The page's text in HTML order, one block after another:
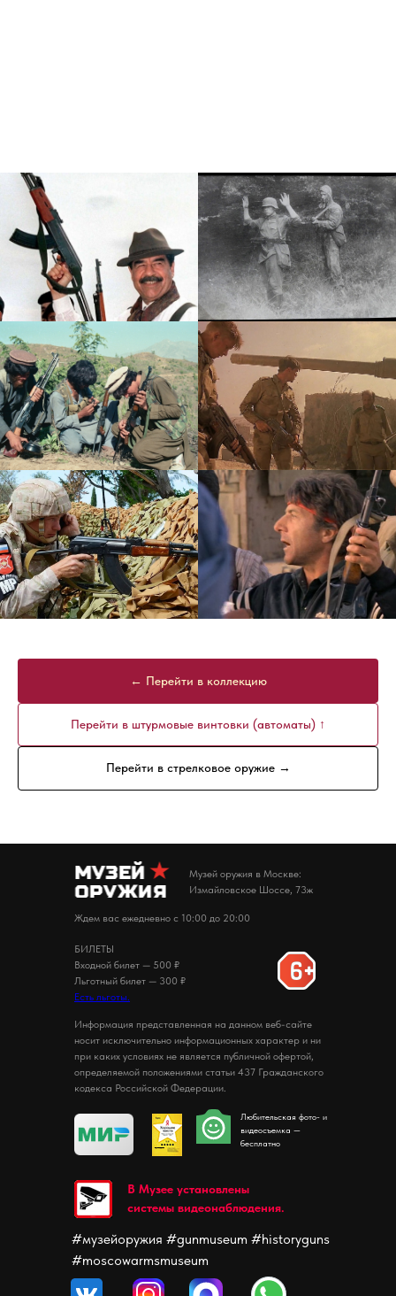
← Перейти в коллекцию
Перейти в штурмовые винтовки (автоматы) ↑
Перейти в стрелковое оружие →
Музей оружия в Москве:
Измайловское Шоссе, 73ж
Информация представленная на данном веб-сайте
носит исключительно информационных характер и ни
при каких условиях не является публичной офертой,
определяемой положениями статьи 437 Гражданского
кодекса Российской Федерации.
В Музее установлены
системы видеонаблюдения.
#музейоружия #gunmuseum #historyguns
#moscowarmsmuseum
Ждем вас ежедневно с 10:00 до 20:00
БИЛЕТЫ
Входной билет — 500 ₽
Льготный билет — 300 ₽
Есть льготы.
Любительская фото- и
видеосъемка —
бесплатно